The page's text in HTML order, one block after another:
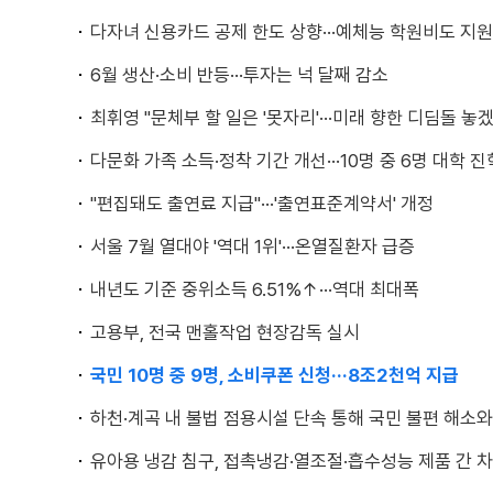
다자녀 신용카드 공제 한도 상향···예체능 학원비도 지원
6월 생산·소비 반등···투자는 넉 달째 감소
최휘영 "문체부 할 일은 '못자리'···미래 향한 디딤돌 놓
다문화 가족 소득·정착 기간 개선···10명 중 6명 대학 진
"편집돼도 출연료 지급"···'출연표준계약서' 개정
서울 7월 열대야 '역대 1위'···온열질환자 급증
내년도 기준 중위소득 6.51%↑···역대 최대폭
고용부, 전국 맨홀작업 현장감독 실시
국민 10명 중 9명, 소비쿠폰 신청···8조2천억 지급
하천·계곡 내 불법 점용시설 단속 통해 국민 불편 해소
유아용 냉감 침구, 접촉냉감·열조절·흡수성능 제품 간